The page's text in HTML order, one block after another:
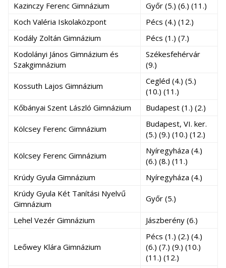
Kazinczy Ferenc Gimnázium
Győr (5.) (6.) (11.)
Koch Valéria Iskolaközpont
Pécs (4.) (12.)
Kodály Zoltán Gimnázium
Pécs (1.) (7.)
Kodolányi János Gimnázium és
Szakgimnázium
Székesfehérvár
(9.)
Kossuth Lajos Gimnázium
Cegléd (4.) (5.)
(10.) (11.)
Kőbányai Szent László Gimnázium
Budapest (1.) (2.)
Kölcsey Ferenc Gimnázium
Budapest, VI. ker.
(5.) (9.) (10.) (12.)
Kölcsey Ferenc Gimnázium
Nyíregyháza (4.)
(6.) (8.) (11.)
Krúdy Gyula Gimnázium
Nyíregyháza (4.)
Krúdy Gyula Két Tanítási Nyelvű
Gimnázium
Győr (5.)
Lehel Vezér Gimnázium Jászberény (6.)
Leőwey Klára Gimnázium
Pécs (1.) (2.) (4.)
(6.) (7.) (9.) (10.)
(11.) (12.)